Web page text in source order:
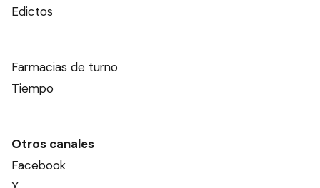
Edictos
Farmacias de turno
Tiempo
Otros canales
Facebook